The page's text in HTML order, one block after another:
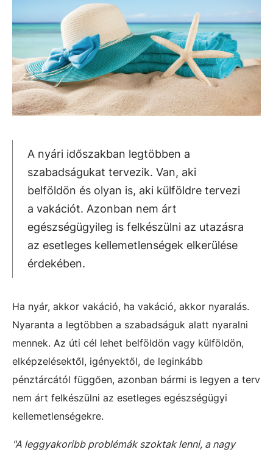
A nyári időszakban legtöbben a
szabadságukat tervezik. Van, aki
belföldön és olyan is, aki külföldre tervezi
a vakációt. Azonban nem árt
egészségügyileg is felkészülni az utazásra
az esetleges kellemetlenségek elkerülése
érdekében.
Ha nyár, akkor vakáció, ha vakáció, akkor nyaralás.
Nyaranta a legtöbben a szabadságuk alatt nyaralni
mennek. Az úti cél lehet belföldön vagy külföldön,
elképzelésektől, igényektől, de leginkább
pénztárcától függően, azonban bármi is legyen a terv
nem árt felkészülni az esetleges egészségügyi
kellemetlenségekre.
"A leggyakoribb problémák szoktak lenni, a nagy